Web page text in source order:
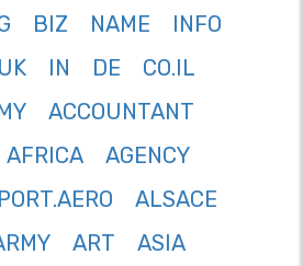
BIZ NAME
INFO
IN DE
CO.IL
ACCOUNTANT
AFRICA
AGENCY
ALSACE
ART
ASIA